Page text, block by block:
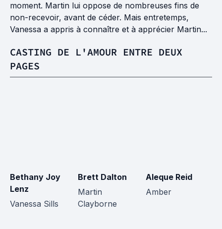
moment. Martin lui oppose de nombreuses fins de
non-recevoir, avant de céder. Mais entretemps,
Vanessa a appris à connaître et à apprécier Martin...
CASTING DE L'AMOUR ENTRE DEUX
PAGES
Bethany Joy
Lenz
Vanessa Sills
Brett Dalton
Martin
Clayborne
Aleque Reid
Amber